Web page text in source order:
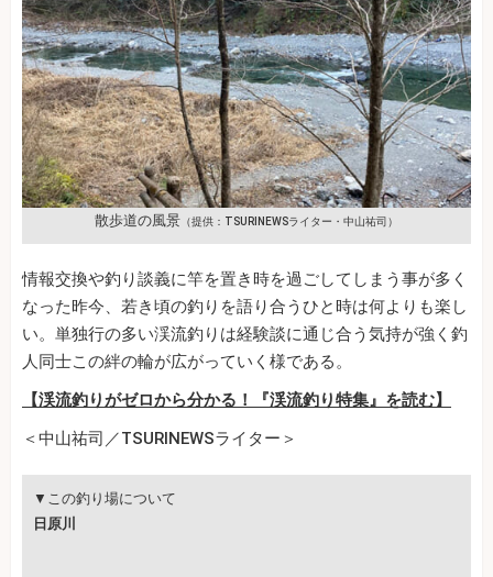
散歩道の風景 （提供：TSURINEWSライター・中山祐司）
情報交換や釣り談義に竿を置き時を過ごしてしまう事が多く
なった昨今、若き頃の釣りを語り合うひと時は何よりも楽し
い。単独行の多い渓流釣りは経験談に通じ合う気持が強く釣
人同士この絆の輪が広がっていく様である。
【渓流釣りがゼロから分かる！『渓流釣り特集』を読む】
＜中山祐司／TSURINEWSライター＞
▼この釣り場について
日原川